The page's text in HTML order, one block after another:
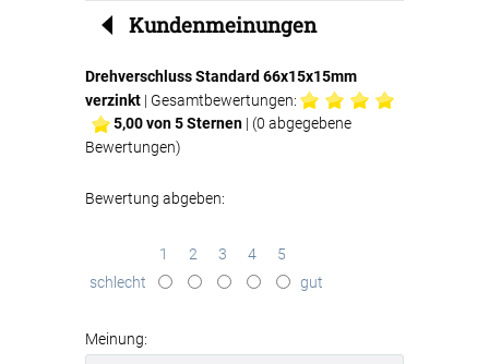
Kundenmeinungen
Drehverschluss Standard 66x15x15mm
verzinkt| Gesamtbewertungen:
5,00von 5 Sternen | (0 abgegebene
Bewertungen)
Bewertung abgeben:
1 2 3 4
5
schlecht
gut
Meinung: